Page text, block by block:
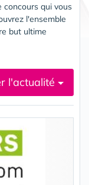
concours qui vous
l'ensemble
but ultime
l'actualité